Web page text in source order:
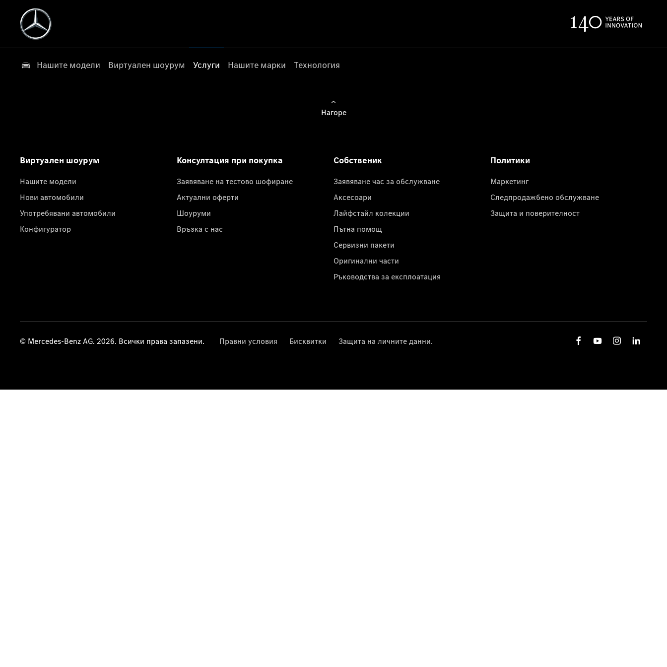
Нашите модели Виртуален шоурум Услуги Нашите марки Технология
Нагоре
Виртуален шоурум
Нашите модели
Нови автомобили
Употребявани автомобили
Конфигуратор
Консултация при покупка
Заявяване на тестово шофиране
Актуални оферти
Шоуруми
Връзка с нас
Собственик
Заявяване час за обслужване
Аксесоари
Лайфстайл колекции
Пътна помощ
Сервизни пакети
Оригинални части
Ръководства за експлоатация
Политики
Маркетинг
Следпродажбено обслужване
Защита и поверителност
© Mercedes-Benz AG. 2026. Всички права запазени. Правни условия Бисквитки Защита на личните данни.